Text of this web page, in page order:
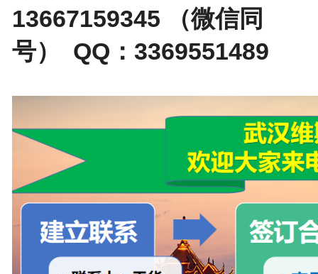
13667159345 （微信同
号） QQ：3369551489